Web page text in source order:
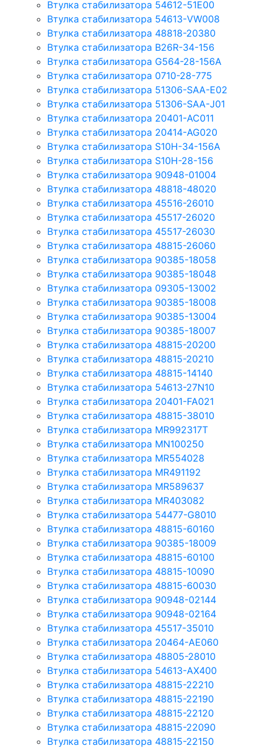
Втулка стабилизатора 54612-51E00
Втулка стабилизатора 54613-VW008
Втулка стабилизатора 48818-20380
Втулка стабилизатора B26R-34-156
Втулка стабилизатора G564-28-156A
Втулка стабилизатора 0710-28-775
Втулка стабилизатора 51306-SAA-E02
Втулка стабилизатора 51306-SAA-J01
Втулка стабилизатора 20401-AC011
Втулка стабилизатора 20414-AG020
Втулка стабилизатора S10H-34-156A
Втулка стабилизатора S10H-28-156
Втулка стабилизатора 90948-01004
Втулка стабилизатора 48818-48020
Втулка стабилизатора 45516-26010
Втулка стабилизатора 45517-26020
Втулка стабилизатора 45517-26030
Втулка стабилизатора 48815-26060
Втулка стабилизатора 90385-18058
Втулка стабилизатора 90385-18048
Втулка стабилизатора 09305-13002
Втулка стабилизатора 90385-18008
Втулка стабилизатора 90385-13004
Втулка стабилизатора 90385-18007
Втулка стабилизатора 48815-20200
Втулка стабилизатора 48815-20210
Втулка стабилизатора 48815-14140
Втулка стабилизатора 54613-27N10
Втулка стабилизатора 20401-FA021
Втулка стабилизатора 48815-38010
Втулка стабилизатора MR992317T
Втулка стабилизатора MN100250
Втулка стабилизатора MR554028
Втулка стабилизатора MR491192
Втулка стабилизатора MR589637
Втулка стабилизатора MR403082
Втулка стабилизатора 54477-G8010
Втулка стабилизатора 48815-60160
Втулка стабилизатора 90385-18009
Втулка стабилизатора 48815-60100
Втулка стабилизатора 48815-10090
Втулка стабилизатора 48815-60030
Втулка стабилизатора 90948-02144
Втулка стабилизатора 90948-02164
Втулка стабилизатора 45517-35010
Втулка стабилизатора 20464-AE060
Втулка стабилизатора 48805-28010
Втулка стабилизатора 54613-AX400
Втулка стабилизатора 48815-22210
Втулка стабилизатора 48815-22190
Втулка стабилизатора 48815-22120
Втулка стабилизатора 48815-22090
Втулка стабилизатора 48815-22150